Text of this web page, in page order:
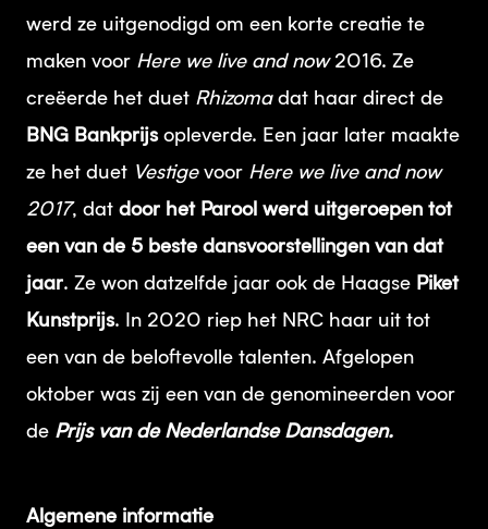
werd ze uitgenodigd om een korte creatie te
maken voor Here we live and now2016. Ze
creëerde het duet Rhizomadat haar direct de
BNG Bankprijsopleverde. Een jaar later maakte
ze het duet Vestigevoor Here we live and now
2017, dat door het Parool werd uitgeroepen tot
een van de 5 beste dansvoorstellingen van dat
jaar. Ze won datzelfde jaar ook de Haagse Piket
Kunstprijs. In 2020 riep het NRC haar uit tot
een van de beloftevolle talenten. Afgelopen
oktober was zij een van de genomineerden voor
de Prijs van de Nederlandse Dansdagen.
Algemene informatie